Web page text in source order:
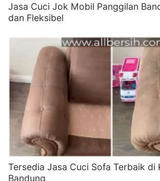
Jasa Cuci Jok Mobil Panggilan
dan Fleksibel
Tersedia Jasa Cuci Sofa Terbaik di
Bandung